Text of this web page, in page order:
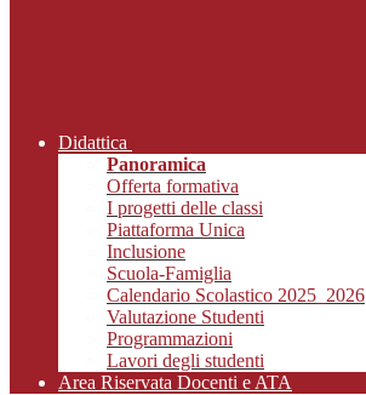
Didattica
Panoramica
Offerta formativa
I progetti delle classi
Piattaforma Unica
Inclusione
Scuola-Famiglia
Calendario Scolastico 2025_2026
Valutazione Studenti
Programmazioni
Lavori degli studenti
Area Riservata Docenti e ATA